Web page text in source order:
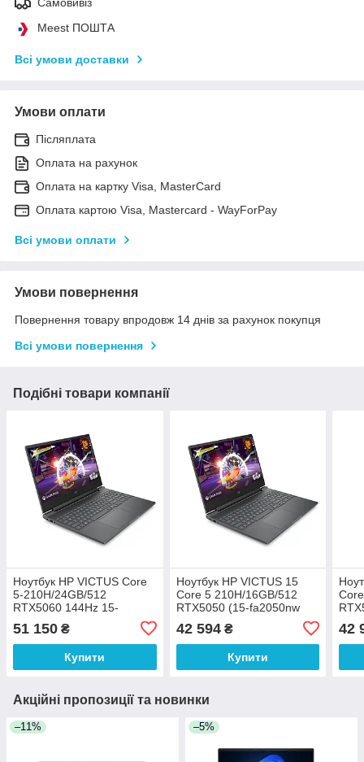
Meest ПОШТА
Всі умови доставки
Умови оплати
Післяплата
Оплата на рахунок
Оплата на картку Visa, MasterCard
Оплата картою Visa, Mastercard - WayForPay
Всі умови оплати
Умови повернення
Повернення товару впродовж 14 днів за рахунок покупця
Всі умови повернення
Подібні товари компанії
Ноутбук HP VICTUS Core
5-210H/24GB/512
RTX5060 144Hz 15-
51 150 ₴
Купити
Ноутбук HP VICTUS 15
Core 5 210H/16GB/512
RTX5050 (15-fa2050nw
42 594₴
Купити
42
Акційні пропозиції та новинки
–11% –5%